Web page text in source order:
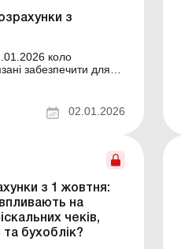
з
коло
забезпечити для
платежів?
нашій статті. У статті
02.01.2026
з 1 жовтня:
на
чеків,
бухоблік?